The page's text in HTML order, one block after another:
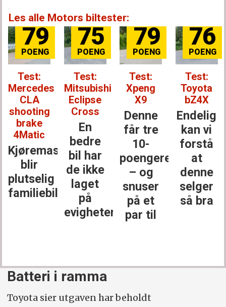
Les alle Motors biltester:
79
Test:
Mercedes
CLA
shooting
brake
4Matic
Kjøremaskinen
blir
plutselig
familiebil
75
Test:
Mitsubishi
Eclipse
Cross
En
bedre
bil har
de ikke
laget
på
evigheter
79
Test:
Xpeng
X9
Denne
får tre
10-
poengere
– og
snuser
på et
par til
76
Test:
Toyota
bZ4X
Endelig
kan vi
forstå
at
denne
selger
så bra
Batteri i ramma
Toyota sier utgaven har beholdt